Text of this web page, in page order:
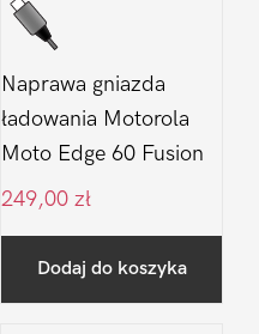
Naprawa gniazda
ładowania Motorola
Moto Edge 60 Fusion
249,00 zł
Dodaj do koszyka